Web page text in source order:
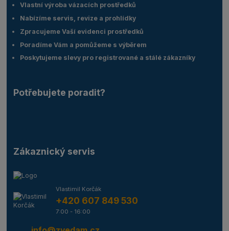
Vlastní výroba vázacích prostředků
Nabízíme servis, revize a prohlídky
Zpracujeme Vaší evidenci prostředků
Poradíme Vám a pomůžeme s výběrem
Poskytujeme slevy pro registrované a stálé zákazníky
Potřebujete poradit?
Zákaznický servis
Vlastimil Korčák
+420 607 849 530
7:00 - 16:00